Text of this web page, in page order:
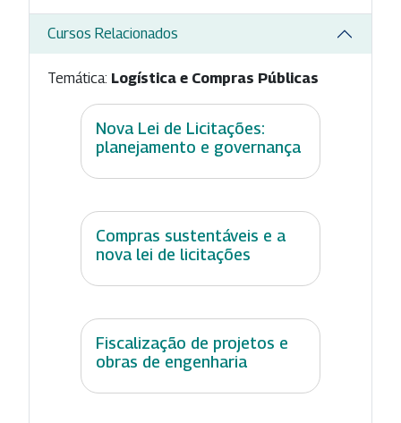
Cursos Relacionados
Temática: Logística e Compras Públicas
Nova Lei de Licitações:
planejamento e governança
Compras sustentáveis e a
nova lei de licitações
Fiscalização de projetos e
obras de engenharia